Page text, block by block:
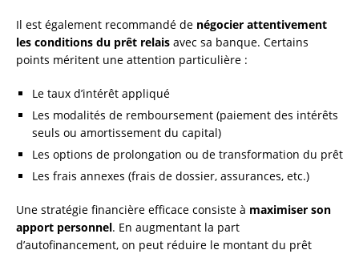
Il est également recommandé de négocier attentivement
les conditions du prêt relais avec sa banque. Certains
points méritent une attention particulière :
Le taux d’intérêt appliqué
Les modalités de remboursement (paiement des intérêts
seuls ou amortissement du capital)
Les options de prolongation ou de transformation du prêt
Les frais annexes (frais de dossier, assurances, etc.)
Une stratégie financière efficace consiste à maximiser son
apport personnel. En augmentant la part
d’autofinancement, on peut réduire le montant du prêt